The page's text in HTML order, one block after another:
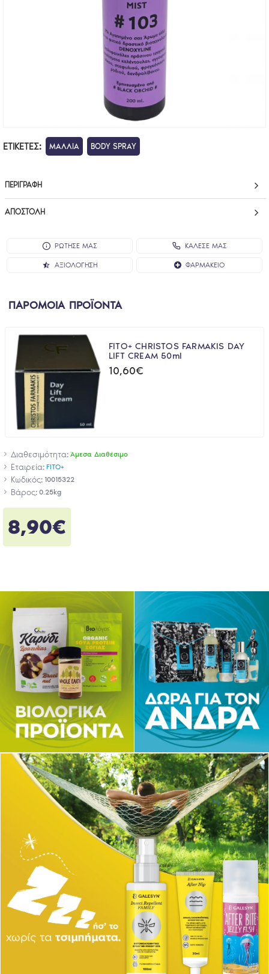
ΕΤΙΚΈΤΕΣ: ΜΑΛΛΙΑ BODY SPRAY
ΠΕΡΙΓΡΑΦΉ
ΑΠΟΣΤΟΛΉ
ΡΩΤΗΣΕ ΜΑΣ ΚΑΛΕΣΕ ΜΑΣ
ΑΞΙΟΛΌΓΗΣΗ ΦΑΡΜΑΚΕΊΟ
ΠΑΡΟΜΟΙΑ ΠΡΟΪΟΝΤΑ
FITO+ CHRISTOS FARMAKIS DAY
LIFT CREAM 50ml
10,60€
Διαθεσιμότητα: Άμεσα Διαθέσιμο
Εταιρεία: FITO+
Κωδικός: 10015322
Βάρος: 0.25kg
8,90€